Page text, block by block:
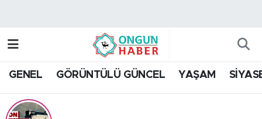
GENEL GÖRÜNTÜLÜ GÜNCEL YAŞAM
Trafik Durumu
Tüm Manşetler